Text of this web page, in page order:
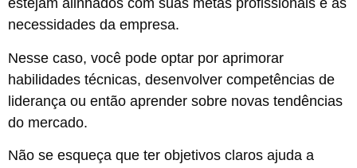
estejam alinhados com suas metas profissionais e as
necessidades da empresa.
Nesse caso, você pode optar por aprimorar
habilidades técnicas, desenvolver competências de
liderança ou então aprender sobre novas tendências
do mercado.
Não se esqueça que ter objetivos claros ajuda a